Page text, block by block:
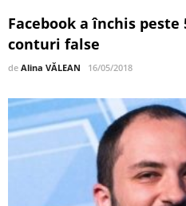
Facebook a închis
conturi false
de Alina VĂLEAN 16/05/2018